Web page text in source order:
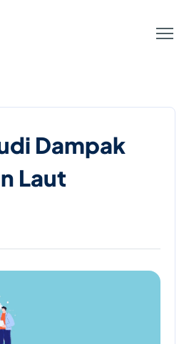
Dampak
Laut